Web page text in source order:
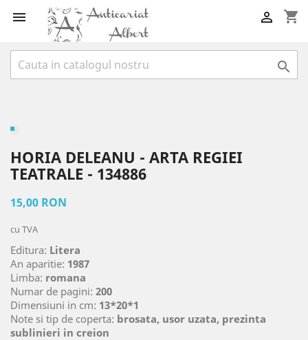
 shopping_cart


HORIA DELEANU - ARTA REGIEI
TEATRALE - 134886
15,00 RON
cu TVA
Editura: Litera
An aparitie: 1987
Limba: romana
Numar de pagini: 200
Dimensiuni in cm: 13*20*1
Note si tip de coperta: brosata, usor uzata, prezinta
sublinieri in creion